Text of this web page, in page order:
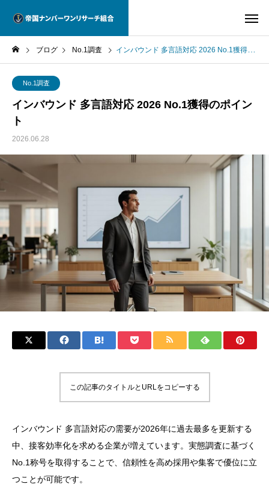
ブログ No.1調査 インバウンド 多言語対応 2026 No.1獲得のポイント
No.1調査
インバウンド 多言語対応 2026 No.1獲得のポイン
ト
2026.06.28
この記事のタイトルとURLをコピーする
インバウンド 多言語対応の需要が2026年に過去最多を更新する
中、接客効率化を求める企業が増えています。実態調査に基づく
No.1称号を取得することで、信頼性を高め採用や集客で優位に立
つことが可能です。